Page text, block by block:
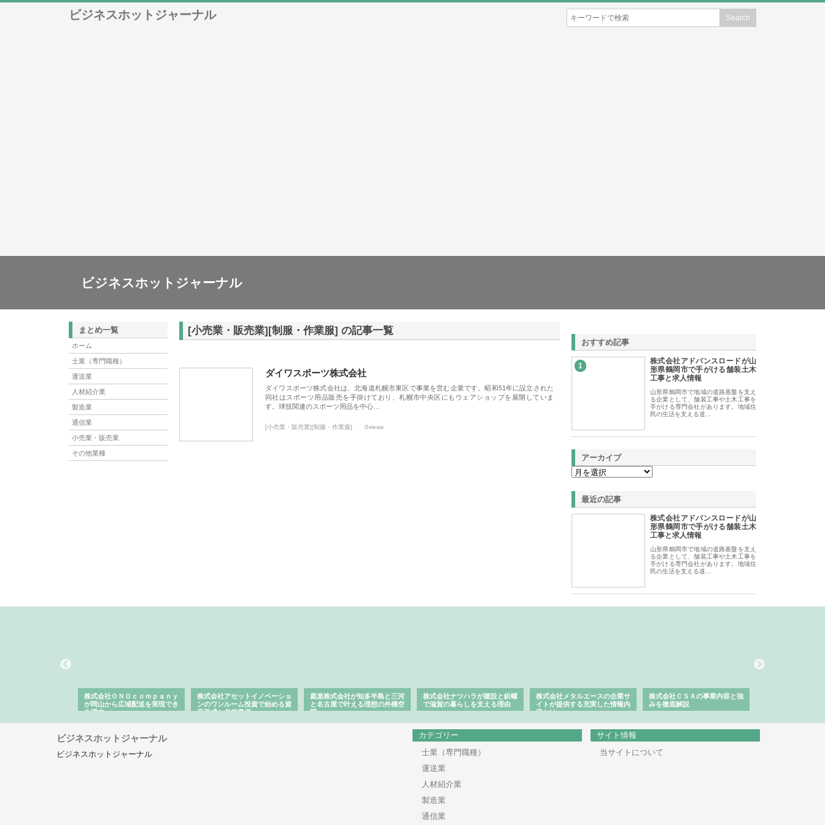
ビジネスホットジャーナル
ビジネスホットジャーナル
まとめ一覧
ホーム
士業（専門職種）
運送業
人材紹介業
製造業
通信業
小売業・販売業
その他業種
[小売業・販売業][制服・作業服] の記事一覧
ダイワスポーツ株式会社
ダイワスポーツ株式会社は、北海道札幌市東区で事業を営む企業です。昭和51年に設立された
同社はスポーツ用品販売を手掛けており、札幌市中央区にもウェアショップを展開していま
す。球技関連のスポーツ用品を中心…
[小売業・販売業][制服・作業服] 0views
おすすめ記事
1
株式会社アドバンスロードが山
形県鶴岡市で手がける舗装土木
工事と求人情報
山形県鶴岡市で地域の道路基盤を支え
る企業として、舗装工事や土木工事を
手がける専門会社があります。地域住
民の生活を支える道…
アーカイブ
最近の記事
株式会社アドバンスロードが山
形県鶴岡市で手がける舗装土木
工事と求人情報
山形県鶴岡市で地域の道路基盤を支え
る企業として、舗装工事や土木工事を
手がける専門会社があります。地域住
民の生活を支える道…
株式会社ＯＮＯｃｏｍｐａｎｙ
が岡山から広域配送を実現でき
る理由
株式会社アセットイノベーショ
ンのワンルーム投資で始める資
産形成と老後準備
庭楽株式会社が知多半島と三河
と名古屋で叶える理想の外構空
間
株式会社ナツハラが建設と鋲螺
で滋賀の暮らしを支える理由
株式会社メタルエースの企業サ
イトが提供する充実した情報内
容とは
株式会社ＣＳＡの事業内容と強
みを徹底解説
ビジネスホットジャーナル
ビジネスホットジャーナル
カテゴリー
士業（専門職種）
運送業
人材紹介業
製造業
通信業
サイト情報
当サイトについて